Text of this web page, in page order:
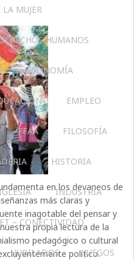
LA MUJER
HUMANOS
ECONOMÍA
EMPLEO
FFAA FILOSOFÍA
HISTORIA
INDUSTRIA
– CONECTIVIDAD
JUBILADOS JUEGOS
en los devaneos de
más claras y
inagotable del pensar y
propia lectura de la
pedagógico o cultural
político.